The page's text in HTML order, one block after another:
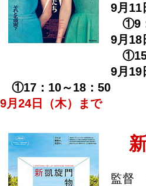
9月11
①9
9月18
①15
9月19
①17：10～18：50
9月24日（木）まで
新
監督